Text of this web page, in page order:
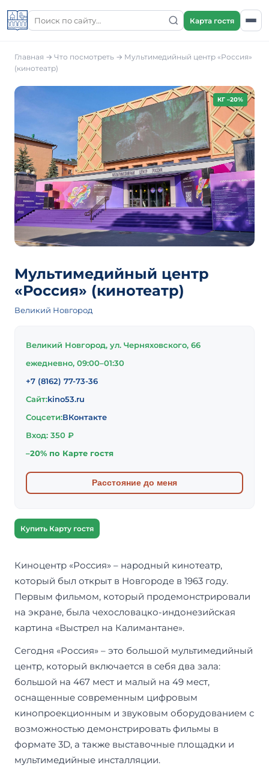
Карта гостя
Главная → Что посмотреть → Мультимедийный центр «Россия»
(кинотеатр)
КГ –20%
Мультимедийный центр
«Россия» (кинотеатр)
Великий Новгород
Великий Новгород, ул. Черняховского, 66
ежедневно, 09:00–01:30
+7 (8162) 77-73-36
Сайт:kino53.ru
Соцсети:ВКонтакте
Вход: 350 ₽
–20% по Карте гостя
Расстояние до меня
Купить Карту гостя
Киноцентр «Россия» – народный кинотеатр,
который был открыт в Новгороде в 1963 году.
Первым фильмом, который продемонстрировали
на экране, была чехословацко-индонезийская
картина «Выстрел на Калимантане».
Сегодня «Россия» – это большой мультимедийный
центр, который включается в себя два зала:
большой на 467 мест и малый на 49 мест,
оснащенные современным цифровым
кинопроекционным и звуковым оборудованием с
возможностью демонстрировать фильмы в
формате 3D, а также выставочные площадки и
мультимедийные инсталляции.